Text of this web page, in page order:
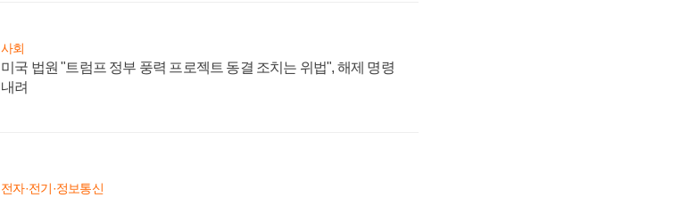
사회
미국 법원 "트럼프 정부 풍력 프로젝트 동결 조치는 위법", 해제 명령
내려
전자·전기·정보통신